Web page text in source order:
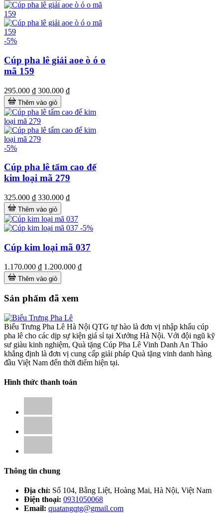
-5%
Cúp pha lê giải aoe ò ó o
mã 159
295.000 ₫ 300.000 ₫
Thêm vào giỏ
-5%
Cúp pha lê tấm cao đế
kim loại mã 279
325.000 ₫ 330.000 ₫
Thêm vào giỏ
-5%
Cúp kim loại mã 037
1.170.000 ₫ 1.200.000 ₫
Thêm vào giỏ
Sản phẩm đã xem
Biểu Trưng Pha Lê Hà Nội QTG tự hào là đơn vị nhập khẩu cúp
pha lê cho các dịp sự kiện giá sỉ tại Xưởng Hà Nội. Với đội ngũ kỹ
sư giàu kinh nghiệm, Quà tặng Cúp Pha Lê Vinh Danh An Thảo
khẳng định là đơn vị cung cấp giải pháp Quà tặng vinh danh hàng
đầu Việt Nam đến thời điểm hiện tại.
Hình thức thanh toán
Thông tin chung
Địa chỉ: Số 104, Bằng Liệt, Hoàng Mai, Hà Nội, Việt Nam
Điện thoại: 0931050068
Email: quatangqtg@gmail.com